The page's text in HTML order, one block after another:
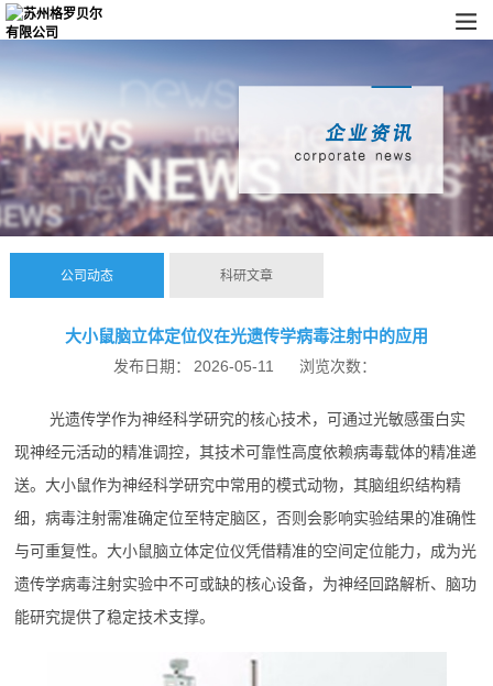
公司动态 科研文章
大小鼠脑立体定位仪在光遗传学病毒注射中的应用
发布日期： 2026-05-11 浏览次数：
光遗传学作为神经科学研究的核心技术，可通过光敏感蛋白实
现神经元活动的精准调控，其技术可靠性高度依赖病毒载体的精准递
送。大小鼠作为神经科学研究中常用的模式动物，其脑组织结构精
细，病毒注射需准确定位至特定脑区，否则会影响实验结果的准确性
与可重复性。大小鼠脑立体定位仪凭借精准的空间定位能力，成为光
遗传学病毒注射实验中不可或缺的核心设备，为神经回路解析、脑功
能研究提供了稳定技术支撑。